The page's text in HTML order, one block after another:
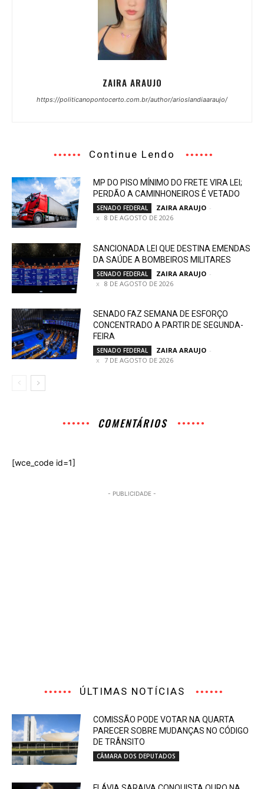
ZAIRA ARAUJO
https://politicanopontocerto.com.br/author/arioslandiaaraujo/
Continue Lendo
MP DO PISO MÍNIMO DO FRETE VIRA LEI;
PERDÃO A CAMINHONEIROS É VETADO
SENADO FEDERAL ZAIRA ARAUJO -
8 DE AGOSTO DE 2026
SANCIONADA LEI QUE DESTINA EMENDAS
DA SAÚDE A BOMBEIROS MILITARES
SENADO FEDERAL ZAIRA ARAUJO -
8 DE AGOSTO DE 2026
SENADO FAZ SEMANA DE ESFORÇO
CONCENTRADO A PARTIR DE SEGUNDA-
FEIRA
SENADO FEDERAL ZAIRA ARAUJO -
7 DE AGOSTO DE 2026
COMENTÁRIOS
[wce_code id=1]
- PUBLICIDADE -
ÚLTIMAS NOTÍCIAS
COMISSÃO PODE VOTAR NA QUARTA
PARECER SOBRE MUDANÇAS NO CÓDIGO
DE TRÂNSITO
CÂMARA DOS DEPUTADOS